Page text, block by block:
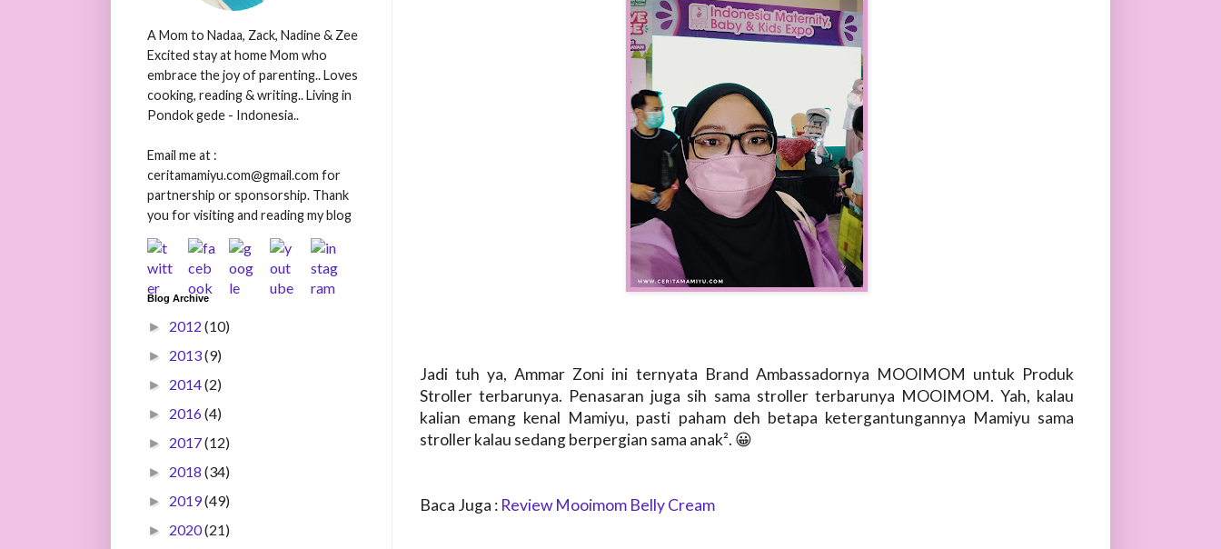
Jadi tuh ya, Ammar Zoni ini ternyata Brand Ambassadornya MOOIMOM untuk Produk
Stroller terbarunya. Penasaran juga sih sama stroller terbarunya MOOIMOM. Yah, kalau
kalian emang kenal Mamiyu, pasti paham deh betapa ketergantungannya Mamiyu sama
stroller kalau sedang berpergian sama anak². 😀
Baca Juga : Review Mooimom Belly Cream
A Mom to Nadaa, Zack, Nadine & Zee
Excited stay at home Mom who
embrace the joy of parenting.. Loves
cooking, reading & writing.. Living in
Pondok gede - Indonesia..
Email me at :
ceritamamiyu.com@gmail.com for
partnership or sponsorship. Thank
you for visiting and reading my blog
Blog Archive
► 2012 (10)
► 2013(9)
► 2014(2)
► 2016(4)
► 2017(12)
► 2018 (34)
► 2019(49)
► 2020(21)